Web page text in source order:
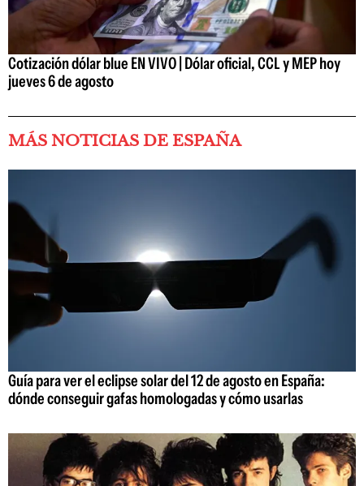
Cotización dólar blue EN VIVO | Dólar oficial, CCL y MEP hoy
jueves 6 de agosto
MÁS NOTICIAS DE ESPAÑA
Guía para ver el eclipse solar del 12 de agosto en España:
dónde conseguir gafas homologadas y cómo usarlas